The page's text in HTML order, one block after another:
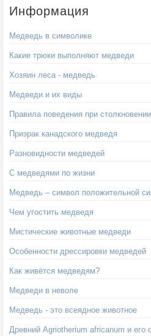
Информация
Медведь в символике
Какие трюки выполняют медведи
Хозяин леса - медведь
Медведи и их виды
Правила поведения при
Призрак канадского медведя
Разновидности медведей
С медведями по жизни
Медведь – символ положительной
Чем угостить медведя
Мистические животные медведи
Особенности дрессировки медведей
Как живётся медведям?
Медведи в неволе
Медведь - это всеядное животное
Древний Agriotherium africanum и его